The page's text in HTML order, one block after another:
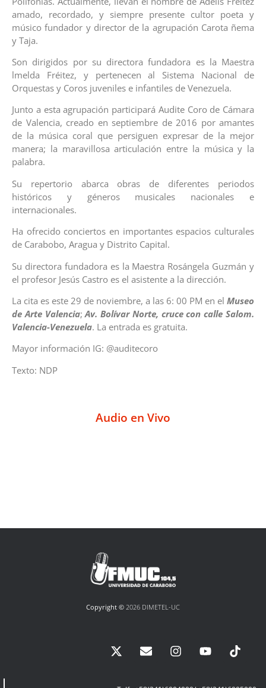
amado, recordado, y siempre presente cultor poeta y
músico fundador y director de la agrupación Carota ñema
y Taja.
Son dirigidos por su directora fundadora es la Maestra
lmelda Fréitez, y pertenecen al Sistema Nacional de
Orquestas y Coros juveniles e infantiles de Venezuela.
Junto a esta agrupación participará Audite Coro de Cámara
de Valencia, creado en septiembre de 2016 por amantes
de la música coral que persiguen expresar de la mejor
manera; la maravillosa articulación entre la música y la
palabra.
Su repertorio abarca obras de diferentes periodos
históricos y géneros musicales nacionales e
internacionales.
Ha ofrecido conciertos en importantes espacios culturales
de Carabobo, Aragua y Distrito Capital.
Su directora fundadora es la Maestra Rosángela Guzmán y
el profesor Jesús Castro es el asistente a la dirección.
La cita es este 29 de noviembre, a las 6: 00 PM en el Museo
de Arte Valencia;Av. Bolívar Norte, cruce con calle Salom.
Valencia-Venezuela. La entrada es gratuita.
Mayor información IG: @auditecoro
Texto: NDP
Audio en Vivo
Copyright © 2026 DIMETEL-UC